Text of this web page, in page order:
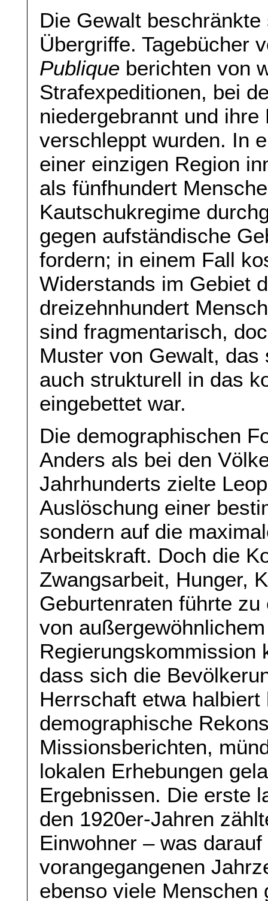
Die Gewalt
Übergriffe. Tagebücher
Publique berichten von
Strafexpeditionen, bei
niedergebrannt und
verschleppt wurden. In
einer einzigen Region
als fünfhundert
Kautschukregime
gegen aufständische
fordern; in einem Fall
Widerstands im Gebiet
dreizehnhundert
sind fragmentarisch,
Muster von Gewalt,
auch strukturell in das
eingebettet war.
Die demographischen
Anders als bei den
Jahrhunderts zielte
Auslöschung einer
sondern auf die
Arbeitskraft. Doch die
Zwangsarbeit, Hunger,
Geburtenraten führte
von
Regierungskommission
dass sich die
Herrschaft etwa halbiert
demographische
Missionsberichten,
lokalen Erhebungen
Ergebnissen. Die erste
den 1920er-Jahren
Einwohner – was
vorangegangenen
ebenso viele